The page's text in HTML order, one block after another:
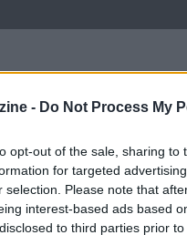
- Do Not Process My
opt-out of the sale, sharing
for targeted
selection. Please note that
interest-based ads based
to third parties prior